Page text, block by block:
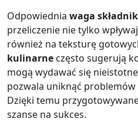
Odpowiednia waga
przeliczenie nie tylko
również na teksturę
kulinarne często sugerują
mogą wydawać się
pozwala uniknąć
Dzięki temu
szanse na sukces.